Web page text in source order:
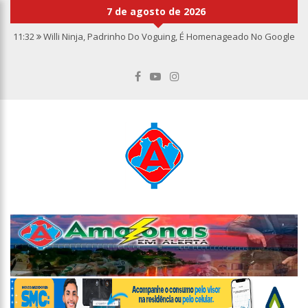
7 de agosto de 2026
11:32 Willi Ninja, Padrinho Do Voguing, É Homenageado No Google
recuar
Linhas telefônicas do CCC seguem inoperantes em razão de
falha complexa na Oi
Quarteto é preso por furto de transformador de poste em
Manaus
Dudu Camargo foi demitido do SBT após defecar no chão do
10:22 El Niño começa antes do esperado e climatologistas veem
chance de um “super El Niño”
13:09 Ipem-AM flagra irregularidades na pesagem de produtos e
notifica supermercado em Manaus
13:05 Mãe e padrasto são presos suspeitos de estupr4r criança de
cinco anos, em Parintins